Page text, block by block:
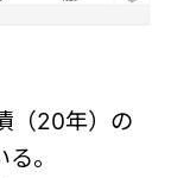
（20年）の
。